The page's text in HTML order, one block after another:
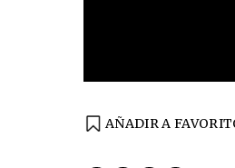
AÑADIR A